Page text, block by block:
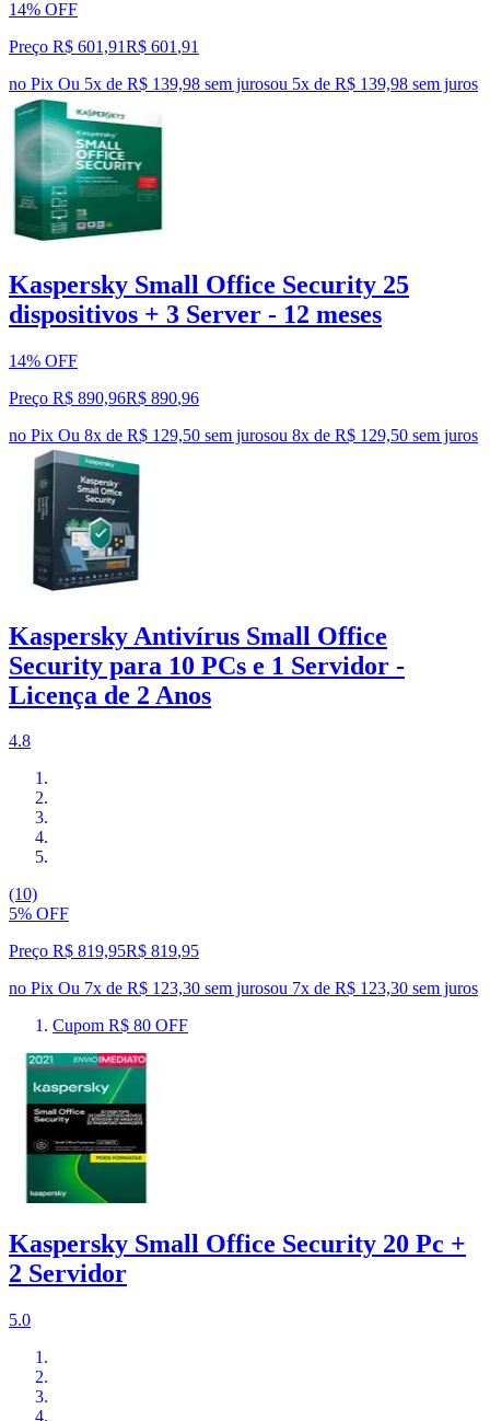
14% OFF
Preço R$ 601,91R$ 601 ,91
no Pix Ou 5x de R$ 139,98 sem jurosou 5x de R$ 139,98 sem juros
Kaspersky Small Office Security 25
dispositivos + 3 Server - 12 meses
14% OFF
Preço R$ 890,96R$ 890,96
no Pix Ou 8x de R$ 129,50 sem jurosou 8x de R$ 129,50 sem juros
Kaspersky Antivírus Small Office
Security para 10 PCs e 1 Servidor -
Licença de 2 Anos
4.8
(10)
5% OFF
Preço R$ 819,95R$ 819,95
no Pix Ou 7x de R$ 123,30 sem jurosou 7x de R$ 123,30 sem juros
Cupom R$ 80 OFF
Kaspersky Small Office Security 20 Pc +
2 Servidor
5.0